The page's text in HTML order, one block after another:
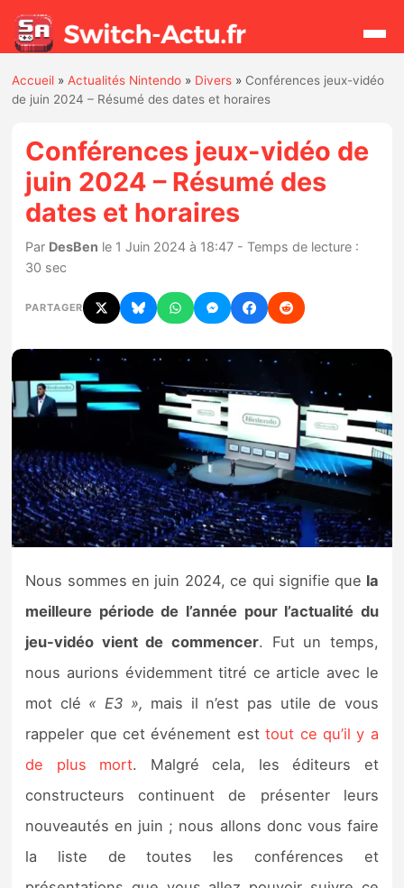
Actualités
Jeux
Hardware
Mises à jour
Chiffres de ventes
Rumeurs
Nintendo Direct
Tests et previews
Tests de jeux
Tests d’accessoires
Previews
Précommandes
Précommandes jeux Switch 2
Sorties de jeux
Bons plans
Accueil »Actualités Nintendo » Divers » Conférences jeux-vidéo
de juin 2024 – Résumé des dates et horaires
Conférences jeux-vidéo de
juin 2024 – Résumé des
dates et horaires
Par DesBen le 1 Juin 2024 à 18:47 - Temps de lecture :
30 sec
PARTAGER
Nous sommes en juin 2024, ce qui signifie que la
meilleure période de l’année pour l’actualité du
jeu-vidéo vient de commencer. Fut un temps,
nous aurions évidemment titré ce article avec le
mot clé « E3 », mais il n’est pas utile de vous
rappeler que cet événement esttout ce qu’il y a
de plus mort. Malgré cela, les éditeurs et
constructeurs continuent de présenter leurs
nouveautés en juin ; nous allons donc vous faire
la liste de toutes les conférences et